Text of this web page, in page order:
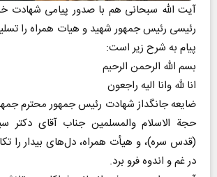
آیت الله سبحانی هم با صدور پیامی شهادت
رئیسی رئیس جمهور شهید و هیات همراه را
پیام به شرح زیر است:
بسم الله الرحمن الرحیم
انا للّه وانا الیه راجعون
ضایعه جانگداز شهادت رئیس جمهور محترم
حجة الاسلام والمسلمین جناب آقای دکتر
(قدس سره)، و هیأت همراه، دل‌های بیدار را
در غم و اندوه فرو برد.